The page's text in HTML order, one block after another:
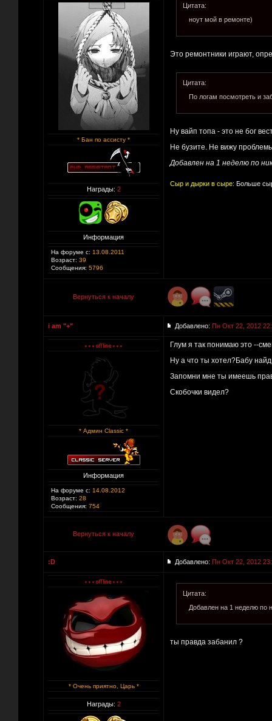
* Бан по ассисту *
Награды: 2
Информация
На форуме с: 13.08.2011
Возраст: 39
Сообщения: 5796
Цитата:
ноут мой в ремонте)
Это ремонтники играют,
Цитата:
По логам посмотреть и
Ну вайп топа - это не бог
Не бузите. Не вижу
Добавлен на 1 неделю по
Сыр и дырки в сыре: Больше
Вернуться к началу
i am "+" Добавлено: Пн Окт 22, 2012
* Админ Classic *
Информация
На форуме с: 14.08.2012
Возраст: 28
Сообщения: 754
Глум я так понимаю это --
Ну а что ты хотел?Бабу
Запомни мне ты имеешь
Скобочки видел?
Вернуться к началу
:D Добавлено: Пн Окт 22, 2012
* Очень приятно, Царь *
Награды: 2
Цитата:
Добавлен на 1 неделю по
ты правда забанил ?